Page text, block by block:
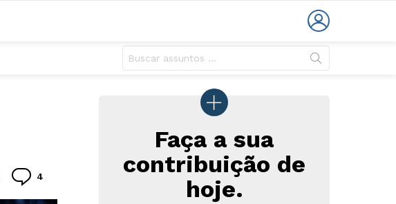
4
Faça a sua
contribuição de
hoje.